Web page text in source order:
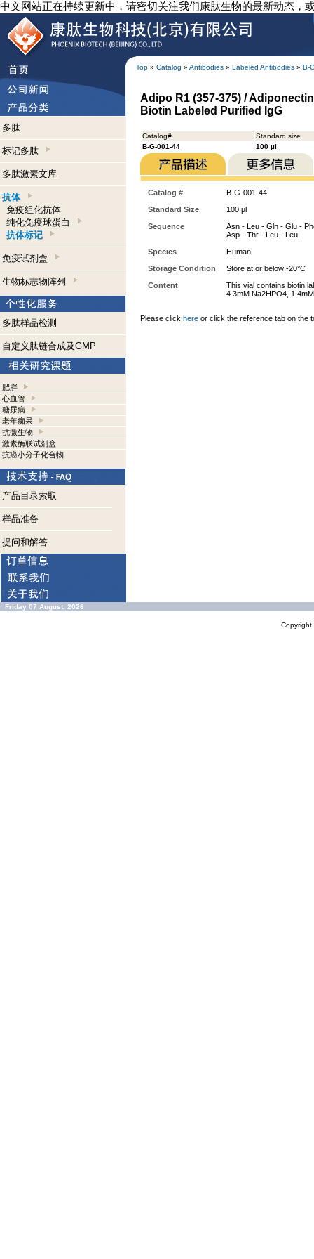
中文网站正在持续更新中，请密切关注我们康肽生物的最新动态，
Top » Catalog » Antibodies » Labeled Antibodies » B-
多肽
标记多肽
多肽激素文库
抗体
免疫组化抗体
纯化免疫球蛋白
抗体标记
免疫试剂盒
生物标志物阵列
多肽样品检测
自定义肽链合成及GMP
肥胖
心血管
糖尿病
老年痴呆
抗微生物
激素酶联试剂盒
抗癌小分子化合物
产品目录索取
样品准备
提问和解答
Adipo R1 (357-375) /
Biotin Labeled Purified IgG
Catalog#
Standard size
B-G-001-44
100 µl
Catalog #
B-G-001-44
Standard Size
100 µl
Sequence
Asn - Leu - Gln - Glu -
Asp - Thr - Leu - Leu
Species
Human
Storage Condition
Store at or below -20°C
Content
This vial contains biotin
4.3mM Na2HPO4,
Please click here or click the reference tab on the
Friday 07 August, 2026